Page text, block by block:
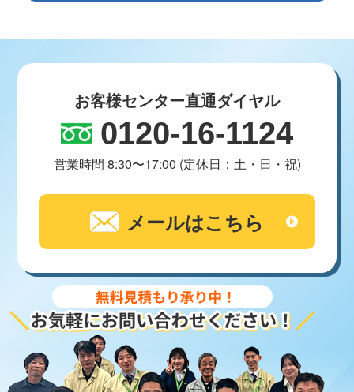
お客様センター直通ダイヤル
0120-16-1124
営業時間 8:30〜17:00 (定休日：土・日・祝)
メールはこちら